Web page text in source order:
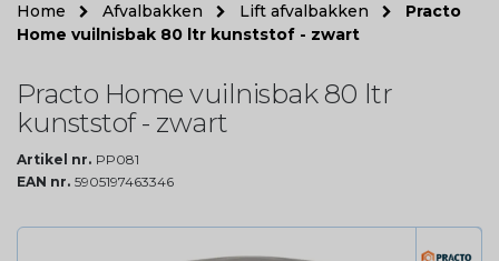
Home Afvalbakken Lift afvalbakken
Practo
Home vuilnisbak 80 ltr kunststof - zwart
Practo Home vuilnisbak 80 ltr
kunststof - zwart
Artikel nr. PP081
EAN nr. 5905197463346